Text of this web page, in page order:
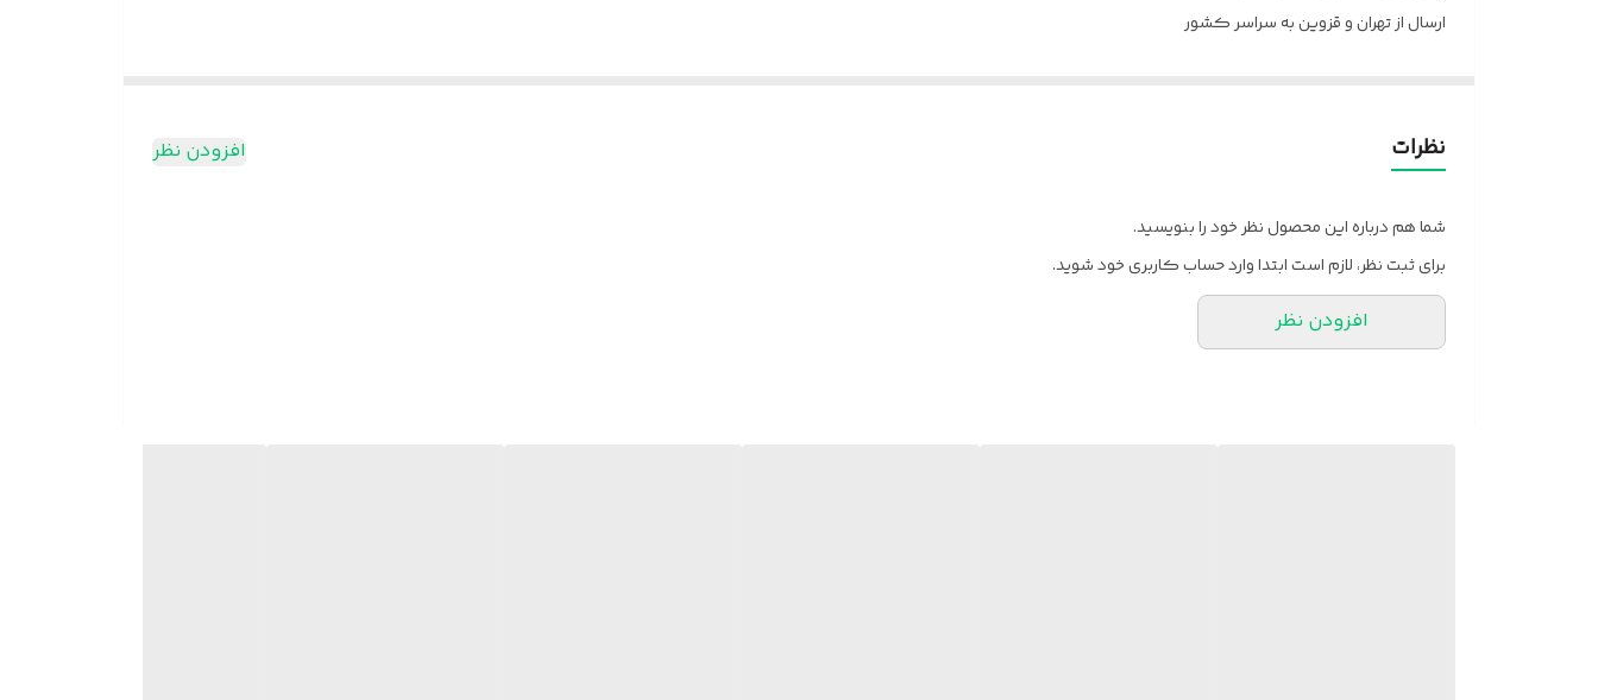
ارسال از تهران و قزوین به سراسر کشور
نظرات افزودن نظر
شما هم درباره این محصول نظر خود را بنویسید.
برای ثبت نظر، لازم است ابتدا وارد حساب کاربری خود شوید.
افزودن نظر